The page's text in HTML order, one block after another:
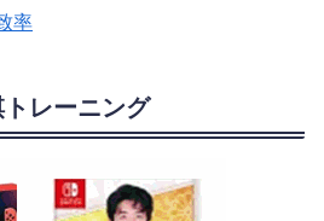
率
レーニング